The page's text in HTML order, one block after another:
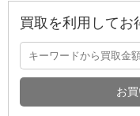
買取を利用してお
お